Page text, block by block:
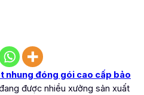
nhung đóng gói cao cấp bảo
được nhiều xưởng sản xuất